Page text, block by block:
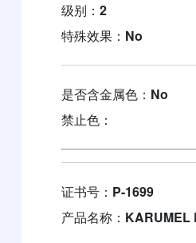
级别： 2
特殊效果： No
是否含金属色： No
禁止色：
证书号： P-1699
产品名称： KARUMEL